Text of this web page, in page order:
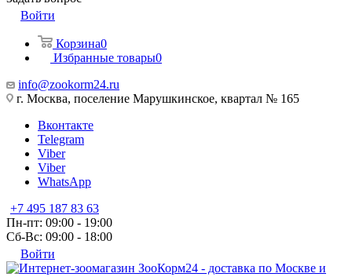
Войти
Корзина0
Избранные товары0
info@zookorm24.ru
г. Москва, поселение Марушкинское, квартал № 165
Вконтакте
Telegram
Viber
Viber
WhatsApp
+7 495 187 83 63
Пн-пт: 09:00 - 19:00
Сб-Вс: 09:00 - 18:00
Войти